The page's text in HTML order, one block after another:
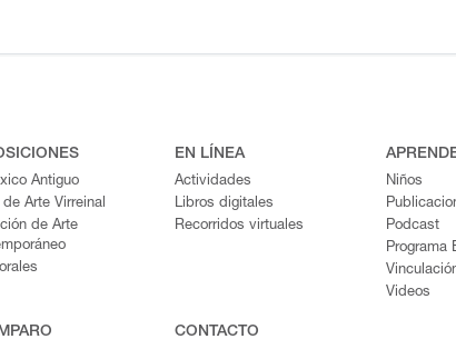
Antiguo
Arte Virreinal
de Arte
EN LÍNEA
Actividades
Libros digitales
Recorridos virtuales
Niños
Podcast
Programa
Videos
CONTACTO